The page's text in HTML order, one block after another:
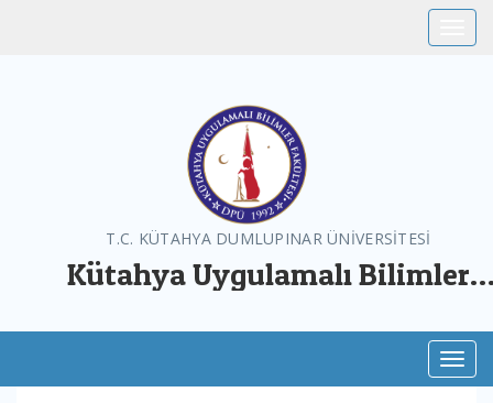
T.C. KÜTAHYA DUMLUPINAR ÜNİVERSİTESİ
Kütahya Uygulamalı Bilimler